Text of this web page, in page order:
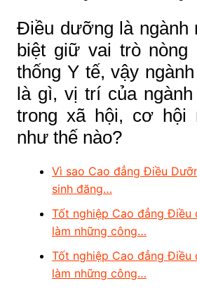
Điều dưỡng là ngành
biệt giữ vai trò nòng
thống Y tế, vậy
là gì, vị trí của
trong xã hội, cơ hội
như thế nào?
Vì sao Cao đẳng Điều
sinh đăng…
Tốt nghiệp Cao đẳng Điều
làm những công…
Tốt nghiệp Cao đẳng Điều
làm những công…